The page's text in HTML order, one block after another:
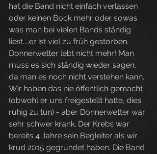
hat die Band nicht einfach verlassen
oder keinen Bock mehr oder sowas
was man bei vielen Bands ständig
liest....er ist viel zu früh gestorben.
Donnerwetter lebt nicht mehr! Man
muss es sich ständig wieder sagen,
da man es noch nicht verstehen kann.
Wir haben das nie öffentlich gemacht
(obwohl er uns freigestellt hatte, dies
ruhig zu tun) - aber Donnerwetter war
sehr schwer krank. Der Krebs war
bereits 4 Jahre sein Begleiter als wir
krud 2015 gegründet haben. Die Band